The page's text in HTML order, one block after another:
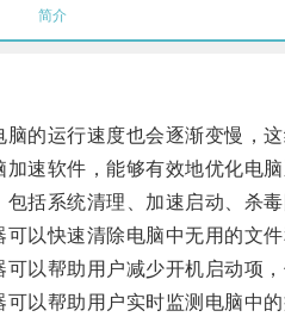
简介
运行速度也会逐渐变慢，这
软件，能够有效地优化电脑
系统清理、加速启动、杀毒
快速清除电脑中无用的文件
帮助用户减少开机启动项，
帮助用户实时监测电脑中的